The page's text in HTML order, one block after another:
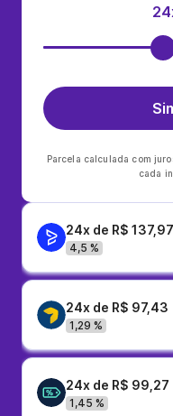
Parcela calculada com
cada
24x de R$ 137,97
4,5 %
24x de R$ 97,43
1,29 %
24x de R$ 99,27
1,45 %